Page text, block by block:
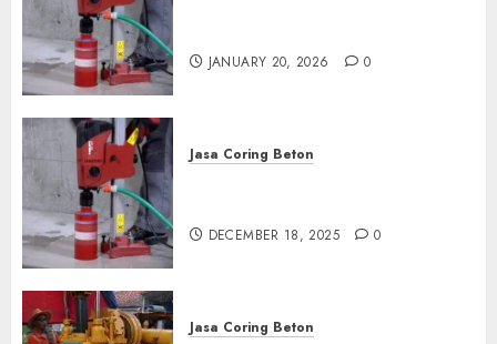
JANUARY 20, 2026 0
Jasa Coring Beton
DECEMBER 18, 2025 0
Jasa Coring Beton